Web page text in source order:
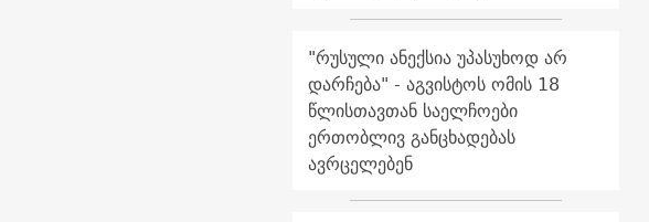
"რუსული ანექსია უპასუხოდ არ
დარჩება" - აგვისტოს ომის 18
წლისთავთან საელჩოები
ერთობლივ განცხადებას
ავრცელებენ